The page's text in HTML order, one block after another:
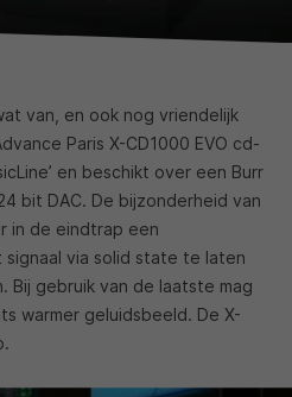
van, en ook nog vriendelijk
Paris X-CD1000 EVO cd-
en beschikt over een Burr
bit DAC. De bijzonderheid van
in de eindtrap een
signaal via solid state te laten
gebruik van de laatste mag
warmer geluidsbeeld. De X-